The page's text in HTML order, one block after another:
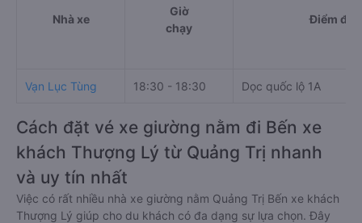
Nhà xe
Giờ
chạy
Điểm đi
Vạn Lục Tùng 18:30 - 18:30 Dọc quốc lộ 1A
Cách đặt vé xe giường nằm đi Bến xe
khách Thượng Lý từ Quảng Trị nhanh
và uy tín nhất
Việc có rất nhiều nhà xe giường nằm Quảng Trị Bến xe khách
Thượng Lý giúp cho du khách có đa dạng sự lựa chọn. Đây